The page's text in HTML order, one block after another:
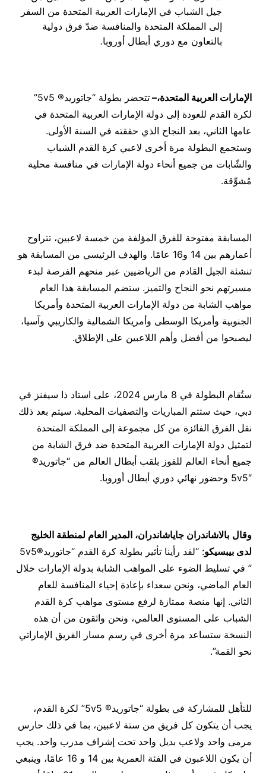
جيل الشباب في الإمارات العربية المتحدة من السفر
إلى المملكة المتحدة والمنافسة ضدّ فرق دولية
بالتعاون مع دوري أبطال أوروبا.
الإمارات العربية المتحدة،–
تتحضر بطولة “جاتوريد® 5v5”
لكرة القدم للعودة إلى دولة الإمارات العربية المتحدة في
عامها الثاني، بعد النجاح الذي حققته في السنة الأولى.
وستجمع البطولة مرة أخرى لاعبي كرة القدم الشباب
والشّابات من جميع أنحاء دولة الإمارات في منافسة محلية
مُشوِّقة.
المسابقة مفتوحة للفرق المؤلفة من خمسة لاعبين، تتراوح
أعمارهم بين 14 و16 عامًا. والهدف الرئيسي من المسابقة هو
تنشئة الجيل القادم من الرياضيين عبر منحهم الفرصة لبدء
مسيرتهم نحو النجاح والتميز. ستضم المسابقة هذا العام
مواهب الشابة من دولة الإمارات العربية المتحدة وأمريكا
الجنوبية وأمريكا الوسطى وأمريكا الشمالية والكاريبي وآسيا،
ليصبحوا من أفضل وأهم اللاعبين على الإطلاق.
ستُقام البطولة في 8 مارس 2024، على استاد ذا سيفنز في
دبي، حيث ستتم المباريات والتصفيات المحلية. سيتم بعد ذلك
نقل الفرق الفائزة من كل مجموعة إلى المملكة المتحدة
لتمثيل دولة الإمارات العربية المتحدة ضد فرق الشابة من
جميع أنحاء العالم للفوز بلقب أبطال العالم من “جاتوريد®
5v5″ وحضور نهائي دوري أبطال أوروبا.
وقال بالاشاندران جاياشاندران، المدير العام لمنطقة الخليج
لدى بيبسيكو: “لقد رأينا تأثير بطولة كرة القدم “جاتوريد®
5v5
” في تسليط الضوء على المواهب الشابة بدولة الإمارات خلال
العام الماضي، ونحن سعداء بإعادة إحياء المنافسة للعام
الثاني. إنها منصة ممتازة لرفع مستوى مواهب كرة القدم
الشباب على المستوى العالمي، ونحن واثقون من أن هذه
النسخة ستساعد مرة أخرى في رسم مسار الفريق الإماراتي
نحو القمة”.
للتأهل للمشاركة في بطولة “جاتوريد® 5v5” لكرة القدم،
يجب أن يتكون كل فريق من ستة لاعبين، بما في ذلك حارس
مرمى واحد ولاعب بديل واحد تحت إشراف مدرب واحد. يجب
أن يكون اللاعبون في الفئة العمرية بين 14 و 16 عامًا، وينبغي